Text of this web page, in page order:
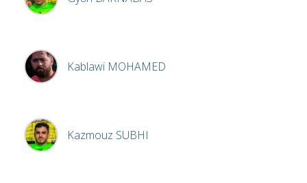
Kablawi MOHAMED
Kazmouz SUBHI